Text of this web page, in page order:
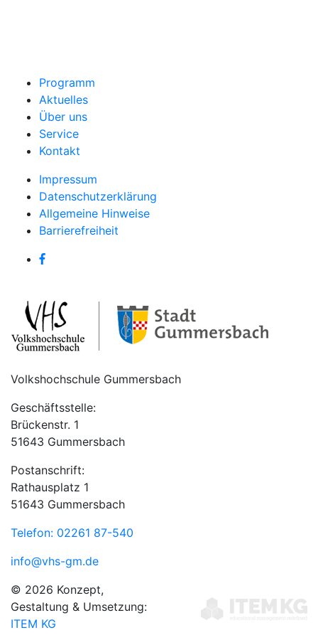
Programm
Aktuelles
Über uns
Service
Kontakt
Impressum
Datenschutzerklärung
Allgemeine Hinweise
Barrierefreiheit
Volkshochschule Gummersbach
Geschäftsstelle:
Brückenstr. 1
51643 Gummersbach
Postanschrift:
Rathausplatz 1
51643 Gummersbach
Telefon: 02261 87-540
info@vhs-gm.de
© 2026 Konzept,
Gestaltung & Umsetzung:
ITEM KG